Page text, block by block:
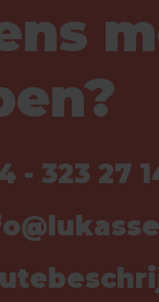
- 323 27